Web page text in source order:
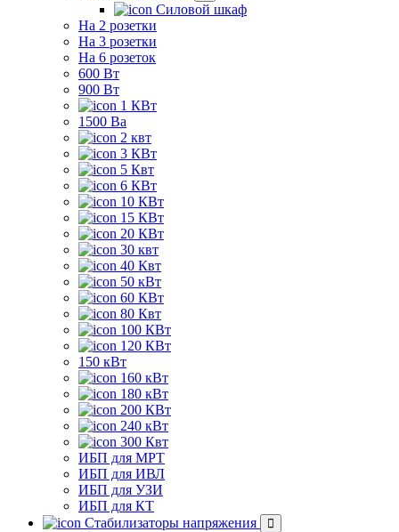
Силовой шкаф
На 2 розетки
На 3 розетки
На 6 розеток
600 Вт
900 Вт
1 КВт
1500 Ва
2 квт
3 КВт
5 Квт
6 КВт
10 КВт
15 КВт
20 КВт
30 квт
40 Квт
50 кВт
60 КВт
80 Квт
100 КВт
120 КВт
150 кВт
160 кВт
180 кВт
200 КВт
240 кВт
300 Квт
ИБП для МРТ
ИБП для ИВЛ
ИБП для УЗИ
ИБП для КТ
Стабилизаторы напряжения